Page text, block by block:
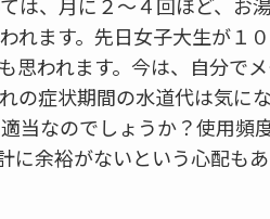
れます。先日女子大生が１
思われます。今は、自分で
の症状期間の水道代は気に
当なのでしょうか？使用頻
に余裕がないという心配も